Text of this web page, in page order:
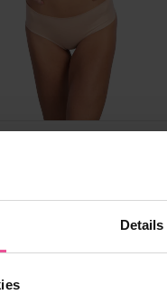
Details